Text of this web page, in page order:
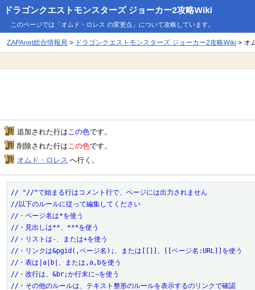
ドラゴンクエストモンスターズ ジョーカー2攻略Wiki
このページでは「オムド・ロレス の変更点」について攻略しています。
ZAPAnet総合情報局 > ドラゴンクエストモンスターズ ジョーカー2攻略Wiki > オ
追加された行はこの色です。
削除された行はこの色です。
オムド・ロレス へ行く。
// "//"で始まる行はコメント行で、ページには出力されません
//以下のルールに従って編集してください
//・ページ名は*を使う
//・見出しは**、***を使う
//・リストは-、または+を使う
//・リンクは&pgid(,ページ名);、または[[]]、[[ページ名:URL]]を使う
//・表は|a|b|、または,a,bを使う
//・改行は、&br;か行末に~を使う
//・その他のルールは、テキスト整形のルールを表示するのリンクで確認